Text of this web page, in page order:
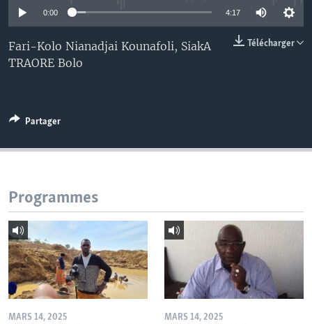
0:00 4:17
Télécharger
Fari-Kolo Nianadjai Kounafoli, SiakA
TRAORE Bolo
Partager
Programmes
MARS 14, 2025 MARS 14, 2025